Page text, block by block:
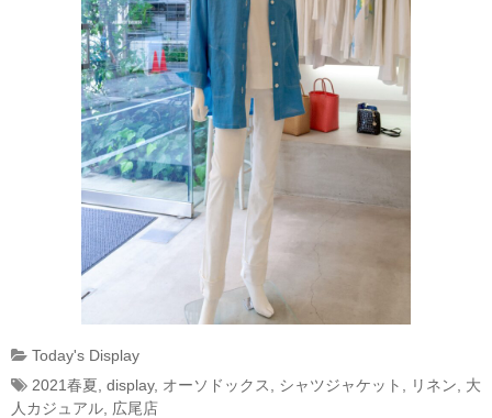
Today's Display
2021春夏 display, オーソドックス シャツジャケット リネン
大
人カジュアル 広尾店